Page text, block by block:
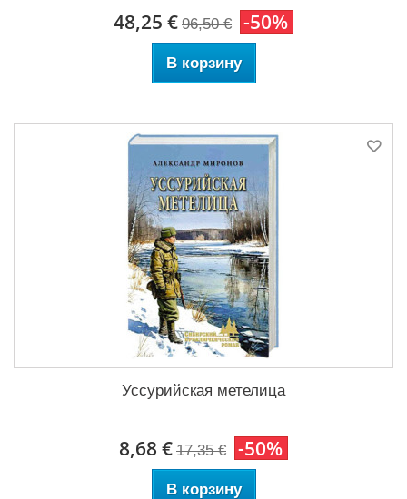
48,25 € 96,50 € -50%
В корзину
Уссурийская метелица
8,68 € 17,35 € -50%
В корзину